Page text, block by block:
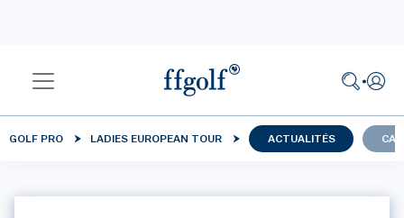
GOLF PRO LADIES EUROPEAN TOUR ACTUALITÉS